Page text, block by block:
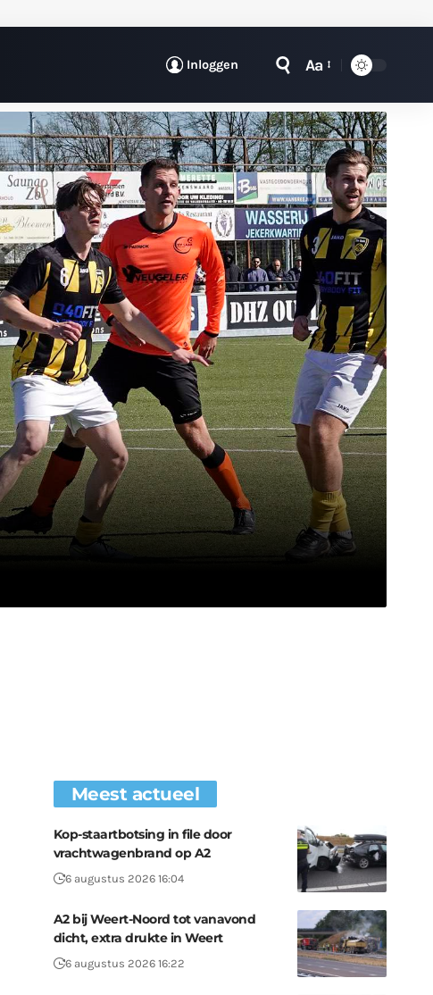
Inloggen Aa
Meest actueel
Kop-staartbotsing in file door
vrachtwagenbrand op A2
6 augustus 2026 16:04
A2 bij Weert-Noord tot vanavond
dicht, extra drukte in Weert
6 augustus 2026 16:22